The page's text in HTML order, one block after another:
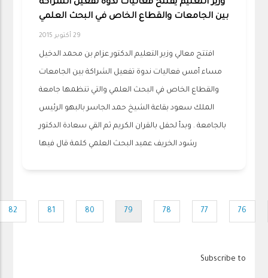
وزير التعليم يفتتح فعاليات ندوة تفعيل الشراكة
بين الجامعات والقطاع الخاص في البحث العلمي
29 أكتوبر 2015
افتتح معالي وزير التعليم الدكتور عزام بن محمد الدخيل
مساء أمس فعاليات ندوة تفعيل الشراكة بين الجامعات
والقطاع الخاص في البحث العلمي والتي تنظمها جامعة
الملك سعود بقاعة الشيخ حمد الجاسر بالبهو الرئيس
بالجامعة . وبدأ لحفل بالقران الكريم ثم القي سعادة الدكتور
رشود الخريف عميد البحث العلمي كلمة قال فيها
Pagination
Page
76
Page
77
Page
78
Current
79
Page
80
Page
81
82
Subscribe to